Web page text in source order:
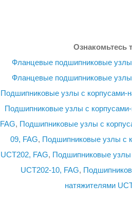
Ознакомьтесь
Фланцевые подшипниковые
Фланцевые подшипниковые
Подшипниковые узлы с корпусами-
Подшипниковые узлы с
FAG, Подшипниковые узлы с
09, FAG, Подшипниковые узлы с
UCT202, FAG, Подшипниковые узлы
UCT202-10, FAG,
натяжителями